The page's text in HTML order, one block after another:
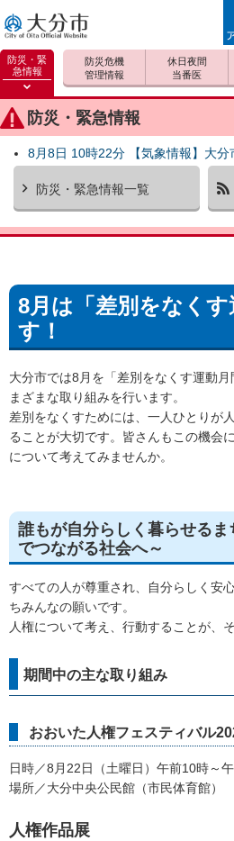
大分市
防災・緊
急情報
防災緊
急情報
を開く
防災・緊急情報
8月8日 10時22分 【気象情報】大
防災・緊急情報一覧
防災危機
管理情報
休日夜間
当番医
8月は「差別をなく
す！
大分市では8月を「差別をなくす運動
まざまな取り組みを行います。
差別をなくすためには、一人ひとりが
ることが大切です。皆さんもこの機会
について考えてみませんか。
誰もが自分らしく暮らせる
でつながる社会へ～
すべての人が尊重され、自分らしく安
ちみんなの願いです。
人権について考え、行動することが、
期間中の主な取り組み
おおいた人権フェスティバル
日時／8月22日（土曜日）午前10時～
場所／大分中央公民館（市民体育館）
人権作品展